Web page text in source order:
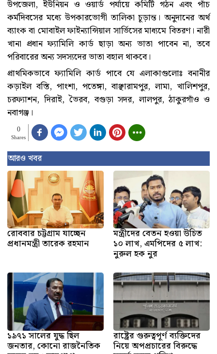
উপজেলা, ইউনিয়ন ও ওয়ার্ড পর্যায়ে কমিটি গঠন এবং পাঁচ
কর্মদিবসের মধ্যে উপকারভোগী তালিকা চূড়ান্ত। অনুদানের অর্থ
ব্যাংক বা মোবাইল ফাইন্যান্সিয়াল সার্ভিসের মাধ্যমে বিতরণ। নারী
খানা প্রধান ফ্যামিলি কার্ড ছাড়া অন্য ভাতা পাবেন না, তবে
পরিবারের অন্য সদস্যদের ভাতা বহাল থাকবে।
প্রাথমিকভাবে ফ্যামিলি কার্ড পাবে যে এলাকাগুলোঃ বনানীর
কড়াইল বস্তি, পাংশা, পতেঙ্গা, বাঞ্ছারামপুর, লামা, খালিশপুর,
চরফ্যাশন, দিরাই, ভৈরব, বগুড়া সদর, লালপুর, ঠাকুরগাঁও ও
নবাগঞ্জ।
0
Shares
আরও খবর
রোববার চট্টগ্রাম যাচ্ছেন
প্রধানমন্ত্রী তারেক রহমান
মন্ত্রীদের বেতন হওয়া উচিত
১০ লাখ, এমপিদের ৫ লাখ:
নুরুল হক নুর
১৯৭১ সালের যুদ্ধ ছিল
জনতার, কোনো রাজনৈতিক
রাষ্ট্রের গুরুত্বপূর্ণ ব্যক্তিদের
নিয়ে অপপ্রচারের বিরুদ্ধে